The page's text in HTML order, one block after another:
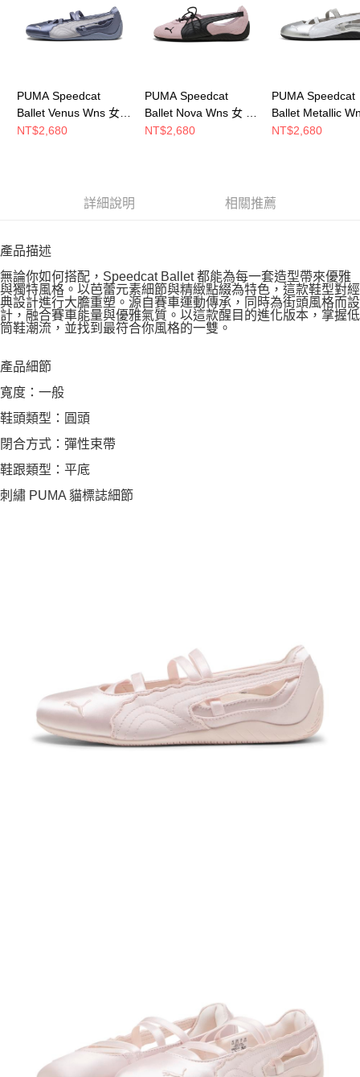
恩沛科技股份有限公司將有權停止該用戶之使用額度並採取法律行動。
PUMA Speedcat
Ballet Venus Wns 女
休閒鞋 40685302
NT$2,680
PUMA Speedcat
Ballet Nova Wns 女 休
閒鞋 40834001
NT$2,680
PUMA Speedcat
Ballet Metallic
休閒鞋 40158101
NT$2,680
詳細說明 相關推薦
產品描述
無論你如何搭配，Speedcat Ballet 都能為每一套造型帶來優雅
與獨特風格。以芭蕾元素細節與精緻點綴為特色，這款鞋型對經
典設計進行大膽重塑。源自賽車運動傳承，同時為街頭風格而設
計，融合賽車能量與優雅氣質。以這款醒目的進化版本，掌握低
筒鞋潮流，並找到最符合你風格的一雙。
產品細節
寬度：一般
鞋頭類型：圓頭
閉合方式：彈性束帶
鞋跟類型：平底
刺繡 PUMA 貓標誌細節